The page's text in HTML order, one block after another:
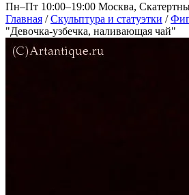
Пн–Пт 10:00–19:00 Москва,
Главная / Скульптура и статуэтки /
"Девочка-узбечка, наливающая чай"